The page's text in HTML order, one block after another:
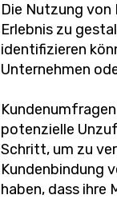
Die Nutzung
Erlebnis zu
identifizieren
Unternehmen
potenzielle
Schritt, um zu
Kundenbindung
haben, dass ihre